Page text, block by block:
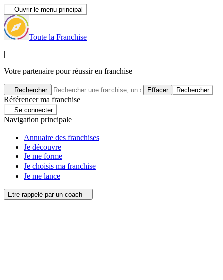
Ouvrir le menu principal
Toute la Franchise
|
Votre partenaire pour réussir en franchise
Rechercher Effacer Rechercher
Référencer ma franchise
Se connecter
Navigation principale
Annuaire des franchises
Je découvre
Je me forme
Je choisis ma franchise
Je me lance
Etre rappelé par un coach